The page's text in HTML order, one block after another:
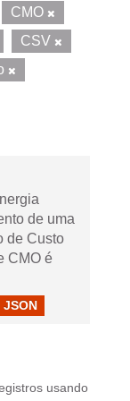
CMO
CSV
de uma
de Custo
CMO é
JSON
usando